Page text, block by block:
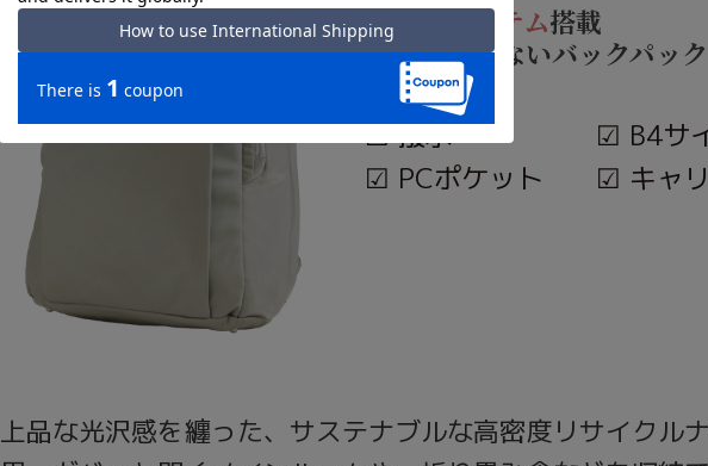
反重力システム搭載
重さを感じないバックパック
☑︎ 撥水
☑︎ B4サ
☑︎ PCポケット
☑︎ キャ
上品な光沢感を纏った、サステナブルな高密度リサイクル